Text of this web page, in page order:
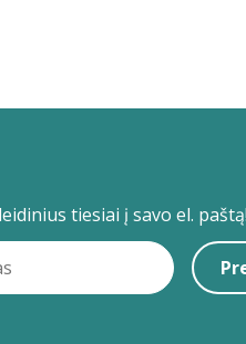
tiesiai į savo el. paštą!